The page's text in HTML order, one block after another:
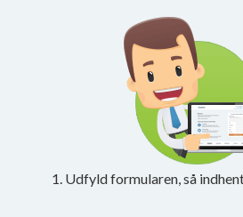
1. Udfyld formularen, så